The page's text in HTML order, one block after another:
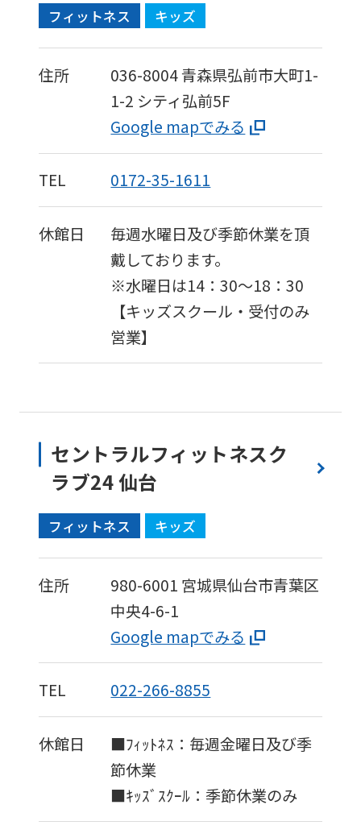
フィットネス キッズ
住所 036-8004青森県弘前市大町1-
1-2 シティ弘前5F
Google mapでみる
TEL 0172-35-1611
休館日
毎週水曜日及び季節休業を頂
戴しております。
※水曜日は14：30〜18：30
【キッズスクール・受付のみ
営業】
セントラルフィットネスク
ラブ24 仙台
フィットネス キッズ
住所 980-6001 宮城県仙台市青葉区
中央4-6-1
Google mapでみる
TEL 022-266-8855
休館日
■ﾌｨｯﾄﾈｽ：毎週金曜日及び季
節休業
■ｷｯｽﾞｽｸｰﾙ：季節休業のみ